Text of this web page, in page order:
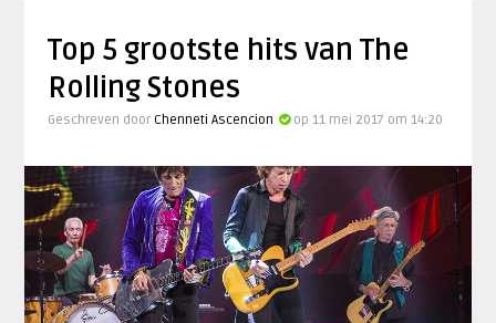
Top 5 grootste hits van The
Rolling Stones
Geschreven door Chenneti Ascencion op 11 mei 2017 om 14:20